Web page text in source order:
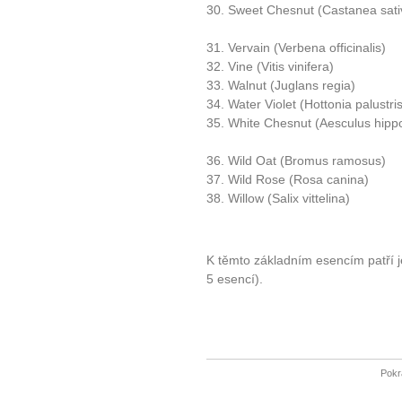
10 tipů
...
Jak mít více energie
30. Sweet Chesnut (Castanea
31. Vervain (Verbena officinalis)
32. Vine (Vitis vinifera)
33. Walnut (Juglans regia)
34. Water Violet (Hottonia
35. White Chesnut (Aesculus
36. Wild Oat (Bromus ramosus)
37. Wild Rose (Rosa canina)
38. Willow (Salix vittelina)
K těmto základním esencím patří
5 esencí).